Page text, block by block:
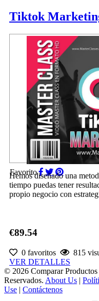
Tiktok
Favorito
Hemos diseñado una
tiempo puedas tener
propio negocio con
€89.54
0 favoritos
815
VER DETALLES
© 2026 Comparar
Reservados. About Us |
Use | Contáctenos